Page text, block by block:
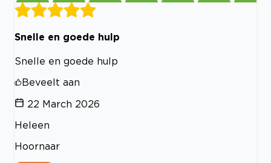
Snelle en goede hulp
Snelle en goede hulp
Beveelt aan
22 March 2026
Heleen
Hoornaar